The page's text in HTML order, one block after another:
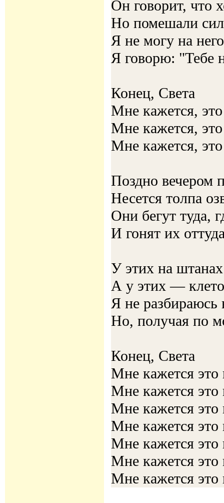
Он говорит, что
Но помешали
Я не могу на
Я говорю: "Тебе
Конец, Света
Мне кажется,
Мне кажется,
Мне кажется,
Поздно вечером
Несется толпа
Они бегут туда,
И гонят их
У этих на
А у этих —
Я не
Но, получая по
Конец, Света
Мне кажется это
Мне кажется это
Мне кажется это
Мне кажется это
Мне кажется это
Мне кажется это
Мне кажется это